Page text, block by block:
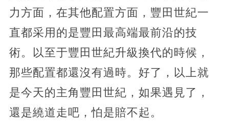
力方面，在其他配置方面，豐田世紀一
直都采用的是豐田最高端最前沿的技
術。以至于豐田世紀升級換代的時候，
那些配置都還沒有過時。好了，以上就
是今天的主角豐田世紀，如果遇見了，
還是繞道走吧，怕是賠不起。